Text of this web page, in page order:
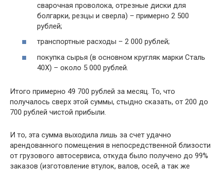
сварочная проволока, отрезные диски для
болгарки, резцы и сверла) – примерно 2 500
рублей;
транспортные расходы – 2 000 рублей;
покупка сырья (в основном кругляк марки Сталь
40Х) – около 5 000 рублей.
Итого примерно 49 700 рублей за месяц. То, что
получалось сверх этой суммы, стыдно сказать, от 200 до
700 рублей чистой прибыли.
И то, эта сумма выходила лишь за счет удачно
арендованного помещения в непосредственной близости
от грузового автосервиса, откуда было получено до 99%
заказов (изготовление втулок, валов, осей, а так же